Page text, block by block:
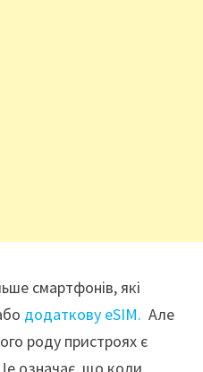
смартфонів, які
додаткову eSIM. Але
роду пристроях є
означає, що коли